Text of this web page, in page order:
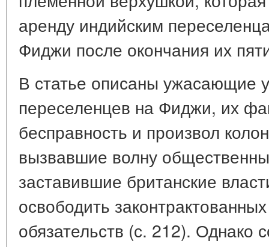
аренду индийским
Фиджи после окончания их
В статье описаны ужасающие
переселенцев на Фиджи, их
бесправность и произвол
вызвавшие волну
заставившие британские
освободить
обязательств (с. 212). Однако